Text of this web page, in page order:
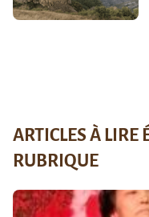
ARTICLES À LIRE
RUBRIQUE